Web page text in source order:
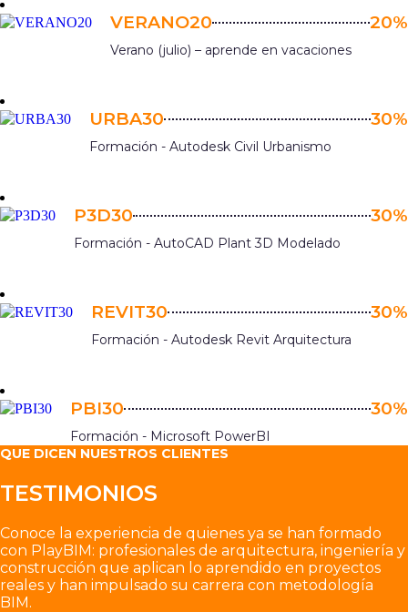
VERANO20 20%
Verano (julio) – aprende en vacaciones
URBA30 30%
Formación - Autodesk Civil Urbanismo
P3D30 30%
Formación - AutoCAD Plant 3D Modelado
REVIT30 30%
Formación - Autodesk Revit Arquitectura
PBI30 30%
Formación - Microsoft PowerBI
QUE DICEN NUESTROS CLIENTES
TESTIMONIOS
Conoce la experiencia de quienes ya se han formado
con PlayBIM: profesionales de arquitectura, ingeniería y
construcción que aplican lo aprendido en proyectos
reales y han impulsado su carrera con metodología
BIM.